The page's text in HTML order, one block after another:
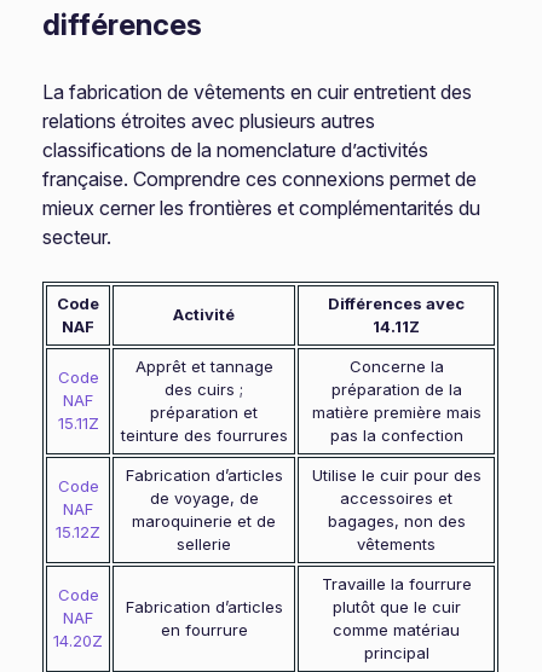
différences
La fabrication de vêtements en cuir entretient des
relations étroites avec plusieurs autres
classifications de la nomenclature d’activités
française. Comprendre ces connexions permet de
mieux cerner les frontières et complémentarités du
secteur.
Code
NAF
Activité
Différences avec
14.11Z
Code
NAF
15.11Z
Apprêt et tannage
des cuirs ;
préparation et
teinture des fourrures
Concerne la
préparation de la
matière première mais
pas la confection
Code
NAF
15.12Z
Fabrication d’articles
de voyage, de
maroquinerie et de
sellerie
Utilise le cuir pour des
accessoires et
bagages, non des
vêtements
Code
NAF
14.20Z
Fabrication d’articles
en fourrure
Travaille la fourrure
plutôt que le cuir
comme matériau
principal